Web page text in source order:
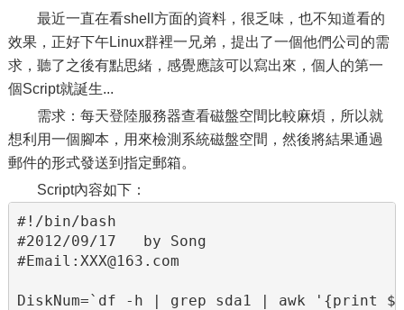
最近一直在看shell方面的資料，很乏味，也不知道看的
效果，正好下午Linux群裡一兄弟，提出了一個他們公司的需
求，聽了之後有點思緒，感覺應該可以寫出來，個人的第一
個Script就誕生...
需求：每天登陸服務器查看磁盤空間比較麻煩，所以就
想利用一個腳本，用來檢測系統磁盤空間，然後將結果通過
郵件的形式發送到指定郵箱。
Script內容如下：
#!/bin/bash
#2012/09/17   by Song
#Email:XXX@163.com
DiskNum=`df -h | grep sda1 | awk